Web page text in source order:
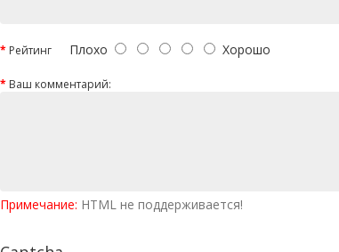
Рейтинг Плохо Хорошо
Ваш комментарий:
Примечание: HTML не поддерживается!